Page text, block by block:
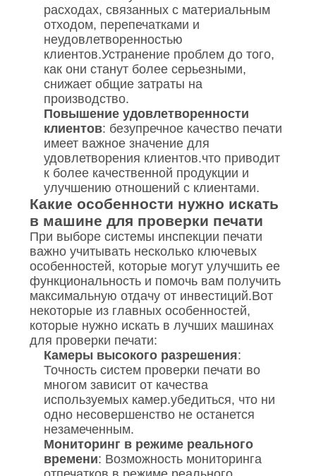
расходах, связанных с материальным
отходом, перепечатками и
неудовлетворенностью
клиентов.Устранение проблем до того,
как они станут более серьезными,
снижает общие затраты на
производство.
Повышение удовлетворенности
клиентов: безупречное качество печати
имеет важное значение для
удовлетворения клиентов.что приводит
к более качественной продукции и
улучшению отношений с клиентами.
Какие особенности нужно искать
в машине для проверки печати
При выборе системы инспекции печати
важно учитывать несколько ключевых
особенностей, которые могут улучшить ее
функциональность и помочь вам получить
максимальную отдачу от инвестиций.Вот
некоторые из главных особенностей,
которые нужно искать в лучших машинах
для проверки печати:
Камеры высокого разрешения:
Точность систем проверки печати во
многом зависит от качества
используемых камер.убедиться, что ни
одно несовершенство не останется
незамеченным.
Мониторинг в режиме реального
времени: Возможность мониторинга